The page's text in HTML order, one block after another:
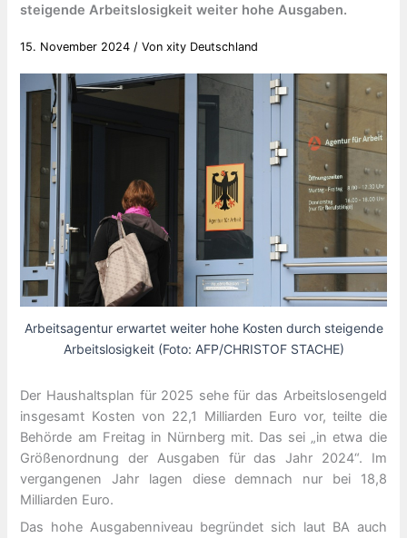
steigende Arbeitslosigkeit weiter hohe Ausgaben.
15. November 2024 / Vonxity Deutschland
Arbeitsagentur erwartet weiter hohe Kosten durch steigende
Arbeitslosigkeit (Foto: AFP/CHRISTOF STACHE)
Der Haushaltsplan für 2025 sehe für das Arbeitslosengeld
insgesamt Kosten von 22,1 Milliarden Euro vor, teilte die
Behörde am Freitag in Nürnberg mit. Das sei „in etwa die
Größenordnung der Ausgaben für das Jahr 2024“. Im
vergangenen Jahr lagen diese demnach nur bei 18,8
Milliarden Euro.
Das hohe Ausgabenniveau begründet sich laut BA auch